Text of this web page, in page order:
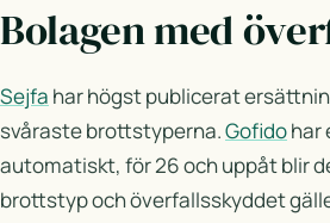
Bolagen med
Sejfa har högst publicerat
svåraste brottstyperna.Gofidohar
automatiskt, för 26 och uppåt blir
brottstyp och överfallsskyddet